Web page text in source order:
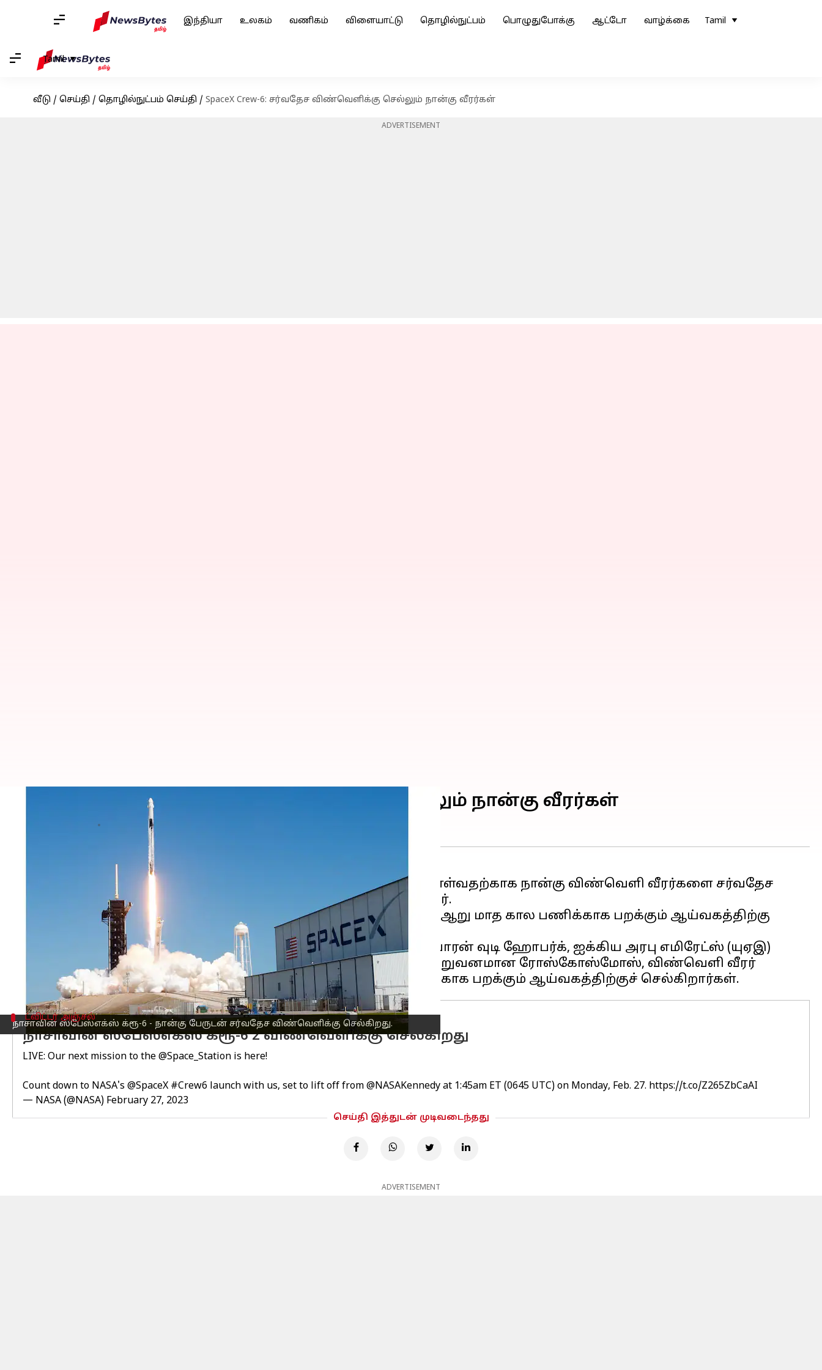
இந்தியா உலகம் வணிகம் விளையாட்டு தொழில்நுட்பம் பொழுதுபோக்கு ஆட்டோ வாழ்க்கை Tamil
Tamil
வீடு / செய்தி / தொழில்நுட்பம் செய்தி / SpaceX Crew-6: சர்வதேச விண்வெளிக்கு செல்லும் நான்கு வீரர்கள்
ADVERTISEMENT
நாசாவின் ஸ்பேஸ்எக்ஸ் க்ரூ-6 - நான்கு பேருடன் சர்வதேச விண்வெளிக்கு செல்கிறது.
SpaceX Crew-6: சர்வதேச விண்வெளிக்கு செல்லும் நான்கு வீரர்கள்
கின் ஸ்பேஸ்எக்ஸ், அறிவியல் ஆராய்ச்சியை மேற்கொள்வதற்காக நான்கு விண்வெளி வீரர்களை சர்வதேச
விண்வெளி நிலையத்திற்கு ஆறு மாத பணிக்காக அனுப்புகின்றனர்.
இந்த நான்கு விண்வெளி வீரர்களும் க்ரூ டிராகன் விண்கலம் மூலம் ஆறு மாத கால பணிக்காக பறக்கும் ஆய்வகத்திற்கு
அதன்படி, நாசா விண்வெளி வீரர்களான ஸ்டீபன் போவன் மற்றும் வாரன் வுடி ஹோபர்க், ஐக்கிய அரபு எமிரேட்ஸ் (யுஏஇ)
விண்வெளி வீரர் சுல்தான் அல்னியாடி மற்றும் ரஷ்ய விண்வெளி நிறுவனமான ரோஸ்கோஸ்மோஸ், விண்வெளி வீரர்
ட்விட்டர் அஞ்சல்
நாசாவின் ஸ்பேஸ்எக்ஸ் க்ரூ-6 2 விண்வெளிக்கு செல்கிறது
LIVE: Our next mission to the @Space_Station is here!
Count down to NASA's @SpaceX #Crew6 launch with us, set to lift off from @NASAKennedy at 1:45am ET (0645 UTC) on Monday, Feb. 27. https://t.co/Z265ZbCaAI
— NASA (@NASA) February 27, 2023
செய்தி இத்துடன் முடிவடைந்தது
ADVERTISEMENT